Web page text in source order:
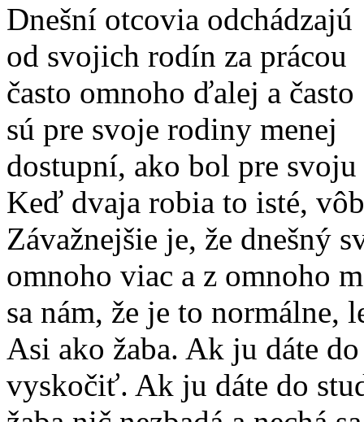
Dnešní otcovia odchádzajú
od svojich rodín za prácou
často omnoho ďalej a často
sú pre svoje rodiny menej
dostupní, ako bol pre
Keď dvaja robia to isté,
Závažnejšie je, že dnešný
omnoho viac a z omnoho
sa nám, že je to
Asi ako žaba. Ak ju dáte
vyskočiť. Ak ju dáte do